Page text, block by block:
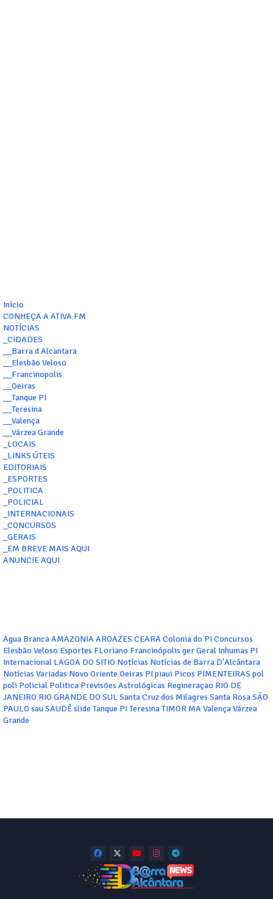
Início
CONHEÇA A ATIVA FM
NOTÍCIAS
_CIDADES
__Barra d Alcantara
__Elesbão Veloso
__Francinopolis
__Oeiras
__Tanque PI
__Teresina
__Valença
__Várzea Grande
_LOCAIS
_LINKS ÚTEIS
EDITORIAIS
_ESPORTES
_POLITICA
_POLICIAL
_INTERNACIONAIS
_CONCURSOS
_GERAIS
_EM BREVE MAIS AQUI
ANUNCIE AQUI
Agua BrancaAMAZONIAAROAZES CEARAColonia do PIConcursos
Elesbão Veloso Esportes FLoriano Francinópolis gerGeral Inhumas PI
Internacional LAGOA DO SITIO Notícias Notícias de Barra D'Alcântara
Notícias Variadas Novo Oriente Oeiras PIpiaui Picos PIMENTEIRAS pol
poli Policial Politica Previsões Astrológicas Regineraçao RIO DE
JANEIRO RIO GRANDE DO SUL Santa Cruz dos Milagres Santa RosaSÃO
PAULOsauSAUDÊslide Tanque PITeresinaTIMOR MAValençaVárzea
Grande